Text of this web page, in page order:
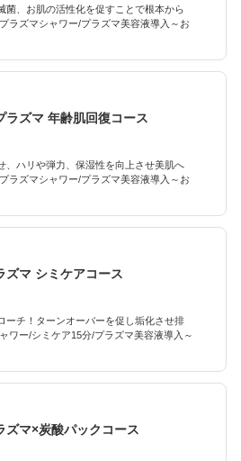
菌、お肌の活性化を促すことで根本から
ラズマシャワー/プラズマ美容液導入～お
ラズマ 年齢肌回復コース
、ハリや弾力、保湿性を向上させ美肌へ
ラズマシャワー/プラズマ美容液導入～お
ズマ シミケアコース
ーチ！ターンオーバーを促し垢化させ排
ワー/シミケア15分/プラズマ美容液導入～
ズマ×炭酸パックコース